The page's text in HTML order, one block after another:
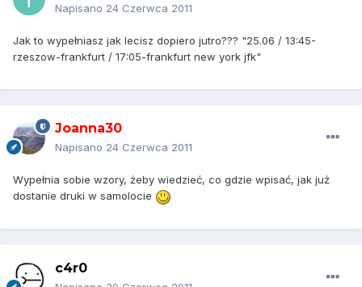
Napisano 24 Czerwca 2011
Jak to wypełniasz jak lecisz dopiero jutro??? "25.06 / 13:45-
rzeszow-frankfurt / 17:05-frankfurt new york jfk"
Joanna30
Napisano 24 Czerwca 2011
Wypełnia sobie wzory, żeby wiedzieć, co gdzie wpisać, jak już
dostanie druki w samolocie
c4r0